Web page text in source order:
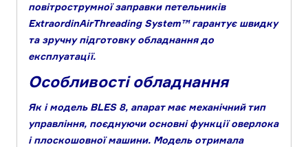
повітрострумної заправки петельників
ExtraordinAirThreading System™ гарантує швидку
та зручну підготовку обладнання до
експлуатації.
Особливості обладнання
Як і модель BLES 8, апарат має механічний тип
управління, поєднуючи основні функції оверлока
і плоскошовної машини. Модель отримала